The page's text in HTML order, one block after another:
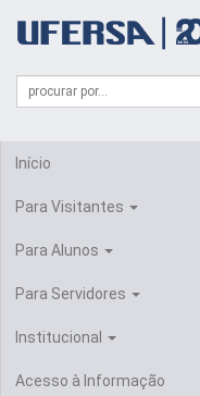
portal
UFERSA
Formulário
Busca
Campo
de
Início
Para Visitantes
Para Alunos
Para Servidores
Institucional
Acesso à Informação